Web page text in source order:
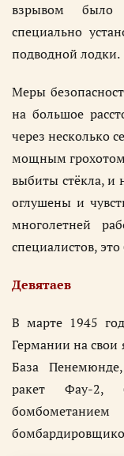
взрывом было
специально
подводной лодки.
Меры
на большое
через несколько
мощным
выбиты стёкла, и
оглушены и
многолетней
специалистов,
Девятаев
В марте 1945
Германии на свои
База
ракет Фау-2,